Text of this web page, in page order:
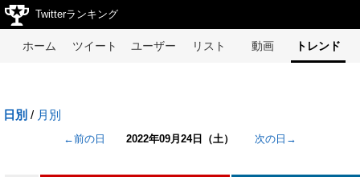
Twitterランキング
ホーム ツイート ユーザー リスト 動画 トレンド
日別 / 月別
←前の日 2022年09月24日（土） 次の日→